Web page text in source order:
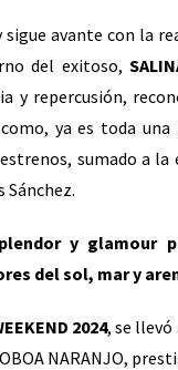
sigue avante con la
del exitoso,
y repercusión,
ya es toda una
sumado a la
y glamour
del sol, mar y
2024, se llevó
NARANJO,